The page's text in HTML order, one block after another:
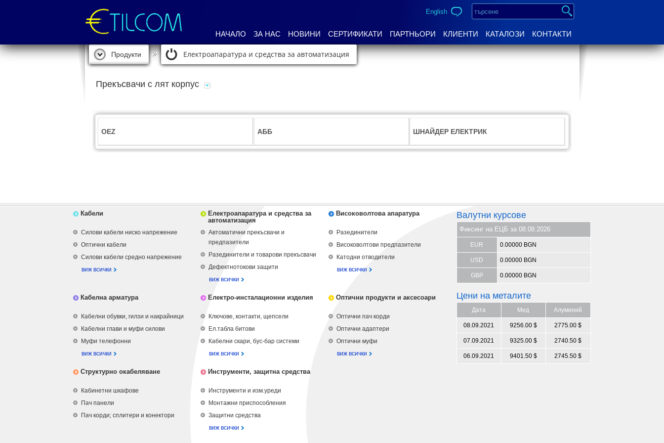
English
НАЧАЛО ЗА НАС НОВИНИ СЕРТИФИКАТИ ПАРТНЬОРИ КЛИЕНТИ КАТАЛОЗИ КОНТАКТИ
Продукти Електроапаратура и средства за автоматизация
Прекъсвачи с лят корпус
OEZ АББ ШНАЙДЕР ЕЛЕКТРИК
Кабели
Силови кабели ниско напрежение
Оптични кабели
Силови кабели средно напрежение
виж всички
Електроапаратура и средства за
автоматизация
Автоматични прекъсвачи и
предпазители
Разединители и товарови прекъсвачи
Дефектнотокови защити
виж всички
Високоволтова апаратура
Разединители
Високоволтови предпазители
Катодни отводители
виж всички
Кабелна арматура
Кабелни обувки, гилзи и накрайници
Кабелни глави и муфи силови
Муфи телефонни
виж всички
Електро-инсталационни изделия
Ключове, контакти, щепсели
Ел.табла битови
Кабелни скари, бус-бар системи
виж всички
Оптични продукти и аксесоари
Оптични пач корди
Оптични адаптери
Оптични муфи
виж всички
Структурно окабеляване
Кабинетни шкафове
Пач панели
Пач корди; сплитери и конектори
Инструменти, защитна средства
Инструменти и изм.уреди
Монтажни приспособления
Защитни средства
виж всички
Валутни курсове
Фиксинг на ЕЦБ за 08.08.2026
EUR 0.00000 BGN
USD 0.00000 BGN
GBP 0.00000 BGN
Цени на металите
Дата Мед Алуминий
08.09.2021 9256.00 $ 2775.00 $
07.09.2021 9325.00 $ 2740.50 $
06.09.2021 9401.50 $ 2745.50 $